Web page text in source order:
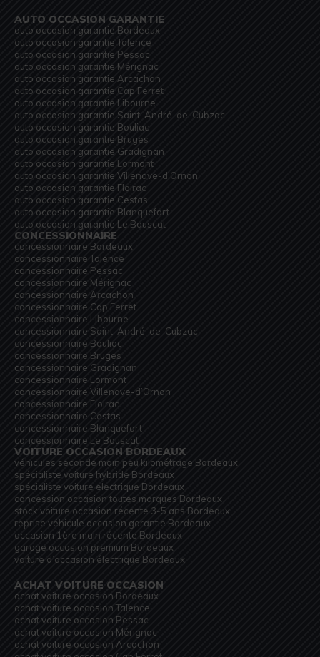
AUTO OCCASION GARANTIE
auto occasion garantie Bordeaux
auto occasion garantie Talence
auto occasion garantie Pessac
auto occasion garantie Mérignac
auto occasion garantie Arcachon
auto occasion garantie Cap Ferret
auto occasion garantie Libourne
auto occasion garantie Saint-André-de-Cubzac
auto occasion garantie Bouliac
auto occasion garantie Bruges
auto occasion garantie Gradignan
auto occasion garantie Lormont
auto occasion garantie Villenave-d’Ornon
auto occasion garantie Floirac
auto occasion garantie Cestas
auto occasion garantie Blanquefort
auto occasion garantie Le Bouscat
CONCESSIONNAIRE
concessionnaire Bordeaux
concessionnaire Talence
concessionnaire Pessac
concessionnaire Mérignac
concessionnaire Arcachon
concessionnaire Cap Ferret
concessionnaire Libourne
concessionnaire Saint-André-de-Cubzac
concessionnaire Bouliac
concessionnaire Bruges
concessionnaire Gradignan
concessionnaire Lormont
concessionnaire Villenave-d’Ornon
concessionnaire Floirac
concessionnaire Cestas
concessionnaire Blanquefort
concessionnaire Le Bouscat
VOITURE OCCASION BORDEAUX
véhicules seconde main peu kilométrage Bordeaux
spécialiste voiture hybride Bordeaux
spécialiste voiture electrique Bordeaux
concession occasion toutes marques Bordeaux
stock voiture occasion récente 3-5 ans Bordeaux
reprise véhicule occasion garantie Bordeaux
occasion 1ère main récente Bordeaux
garage occasion premium Bordeaux
voiture d’occasion électrique Bordeaux
ACHAT VOITURE OCCASION
achat voiture occasion Bordeaux
achat voiture occasion Talence
achat voiture occasion Pessac
achat voiture occasion Mérignac
achat voiture occasion Arcachon